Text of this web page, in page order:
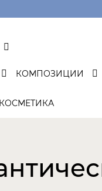
КОМПОЗИЦИИ
КОСМЕТИКА